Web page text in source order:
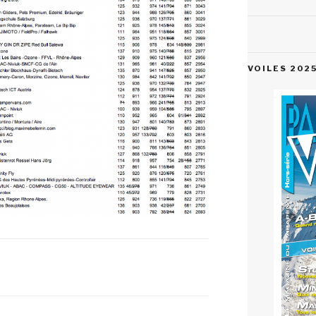
VOILES